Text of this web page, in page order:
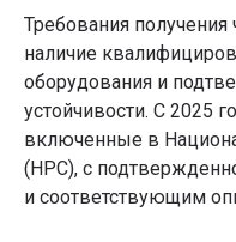
Требования
наличие
оборудования и
устойчивости. С 2025
включенные в
(НРС), с
и соответствующим